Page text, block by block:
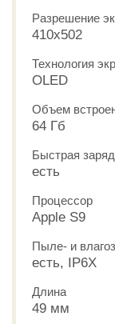
Разрешение
410x502
Технология
OLED
Объем
64 Гб
Быстрая
есть
Процессор
Apple S9
Пыле- и
есть, IP6X
Длина
49 мм